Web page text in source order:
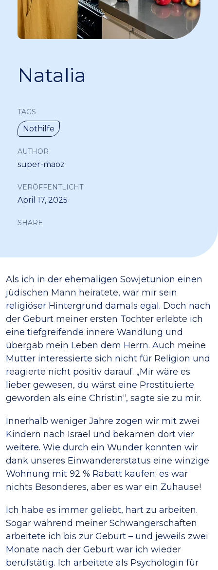
Natalia
TAGS
Nothilfe
AUTHOR
super-maoz
VERÖFFENTLICHT
April 17, 2025
SHARE
Als ich in der ehemaligen Sowjetunion einen
jüdischen Mann heiratete, war mir sein
religiöser Hintergrund damals egal. Doch nach
der Geburt meiner ersten Tochter erlebte ich
eine tiefgreifende innere Wandlung und
übergab mein Leben dem Herrn. Auch meine
Mutter interessierte sich nicht für Religion und
reagierte nicht positiv darauf. „Mir wäre es
lieber gewesen, du wärst eine Prostituierte
geworden als eine Christin“, sagte sie zu mir.
Innerhalb weniger Jahre zogen wir mit zwei
Kindern nach Israel und bekamen dort vier
weitere. Wie durch ein Wunder konnten wir
dank unseres Einwandererstatus eine winzige
Wohnung mit 92 % Rabatt kaufen; es war
nichts Besonderes, aber es war ein Zuhause!
Ich habe es immer geliebt, hart zu arbeiten.
Sogar während meiner Schwangerschaften
arbeitete ich bis zur Geburt – und jeweils zwei
Monate nach der Geburt war ich wieder
berufstätig. Ich arbeitete als Psychologin für